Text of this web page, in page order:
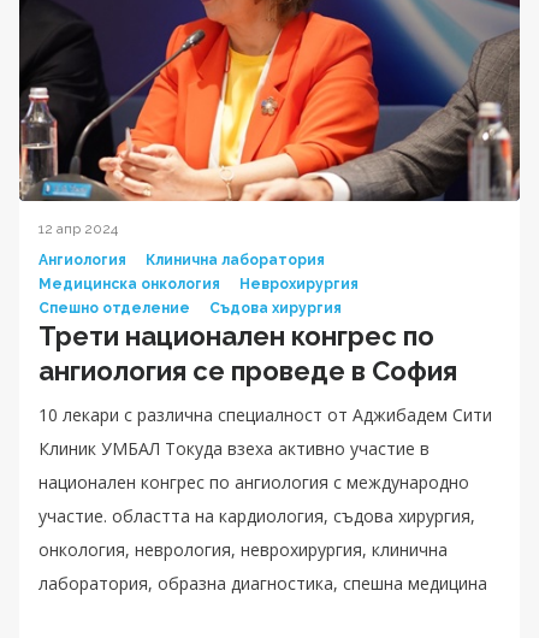
12 апр 2024
Ангиология
Клинична лаборатория
Медицинска онкология
Неврохирургия
Спешно отделение
Съдова хирургия
Трети национален конгрес по
ангиология се проведе в София
10 лекари с различна специалност от Аджибадем Сити
Клиник УМБАЛ Токуда взеха активно участие в
национален конгрес по ангиология с международно
участие. областта на кардиология, съдова хирургия,
онкология, неврология, неврохирургия, клинична
лаборатория, образна диагностика, спешна медицина